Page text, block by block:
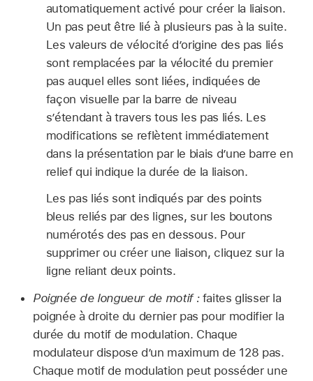
automatiquement activé pour créer la liaison.
Un pas peut être lié à plusieurs pas à la suite.
Les valeurs de vélocité d’origine des pas liés
sont remplacées par la vélocité du premier
pas auquel elles sont liées, indiquées de
façon visuelle par la barre de niveau
s’étendant à travers tous les pas liés. Les
modifications se reflètent immédiatement
dans la présentation par le biais d’une barre en
relief qui indique la durée de la liaison.
Les pas liés sont indiqués par des points
bleus reliés par des lignes, sur les boutons
numérotés des pas en dessous. Pour
supprimer ou créer une liaison, cliquez sur la
ligne reliant deux points.
Poignée de longueur de motif :faites glisser la
poignée à droite du dernier pas pour modifier la
durée du motif de modulation. Chaque
modulateur dispose d’un maximum de 128 pas.
Chaque motif de modulation peut posséder une